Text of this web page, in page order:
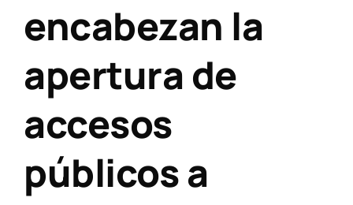
encabezan la
apertura de
accesos
públicos a